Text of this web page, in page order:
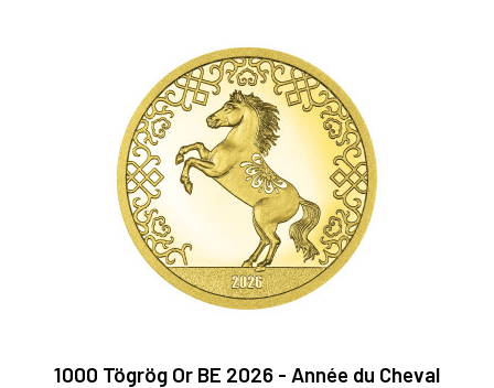
1000 Tögrög Or BE 2026 - Année du Cheval